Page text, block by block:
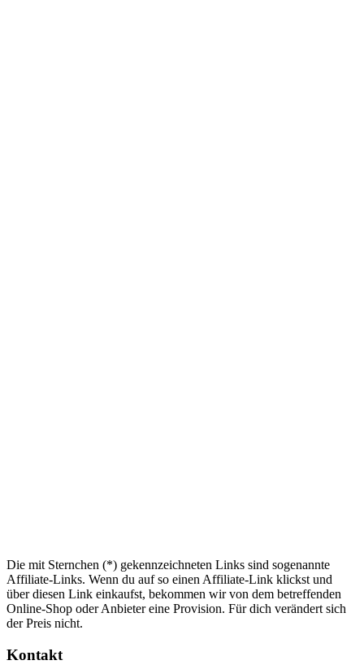
Die mit Sternchen (*) gekennzeichneten Links sind sogenannte
Affiliate-Links. Wenn du auf so einen Affiliate-Link klickst und
über diesen Link einkaufst, bekommen wir von dem betreffenden
Online-Shop oder Anbieter eine Provision. Für dich verändert sich
der Preis nicht.
Kontakt